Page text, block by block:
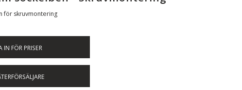
för skruvmontering
IN FÖR PRISER